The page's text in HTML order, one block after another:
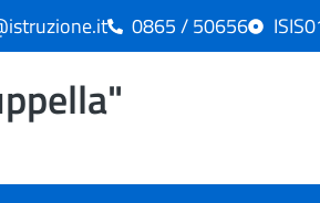
0865 / 50656